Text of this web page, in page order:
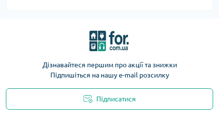
Дізнавайтеся першим про акції та знижки
Підпишіться на нашу e-mail розсилку
Підписатися